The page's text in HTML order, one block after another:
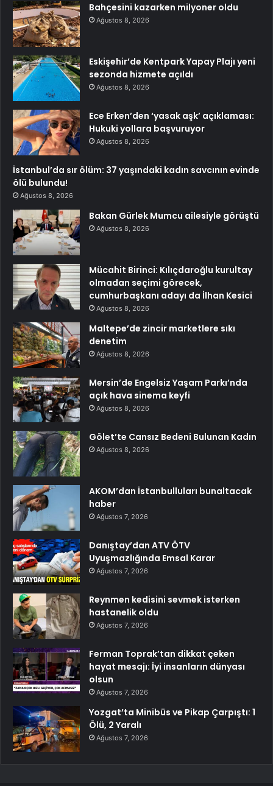
Bahçesini kazarken milyoner oldu
Ağustos 8, 2026
Eskişehir’de Kentpark Yapay Plajı yeni
sezonda hizmete açıldı
Ağustos 8, 2026
Ece Erken’den ‘yasak aşk’ açıklaması:
Hukuki yollara başvuruyor
Ağustos 8, 2026
İstanbul’da sır ölüm: 37 yaşındaki kadın savcının evinde
ölü bulundu!
Ağustos 8, 2026
Bakan Gürlek Mumcu ailesiyle görüştü
Ağustos 8, 2026
Mücahit Birinci: Kılıçdaroğlu kurultay
olmadan seçimi görecek,
cumhurbaşkanı adayı da İlhan Kesici
Ağustos 8, 2026
Maltepe’de zincir marketlere sıkı
denetim
Ağustos 8, 2026
Mersin’de Engelsiz Yaşam Parkı’nda
açık hava sinema keyfi
Ağustos 8, 2026
Gölet’te Cansız Bedeni Bulunan Kadın
Ağustos 8, 2026
AKOM’dan İstanbulluları bunaltacak
haber
Ağustos 7, 2026
Danıştay’dan ATV ÖTV
Uyuşmazlığında Emsal Karar
Ağustos 7, 2026
Reynmen kedisini sevmek isterken
hastanelik oldu
Ağustos 7, 2026
Ferman Toprak’tan dikkat çeken
hayat mesajı: İyi insanların dünyası
olsun
Ağustos 7, 2026
Yozgat’ta Minibüs ve Pikap Çarpıştı: 1
Ölü, 2 Yaralı
Ağustos 7, 2026